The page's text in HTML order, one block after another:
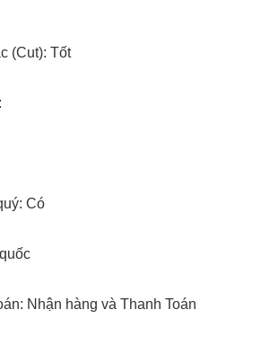
(Cut): Tốt
Có
Nhận hàng và Thanh Toán